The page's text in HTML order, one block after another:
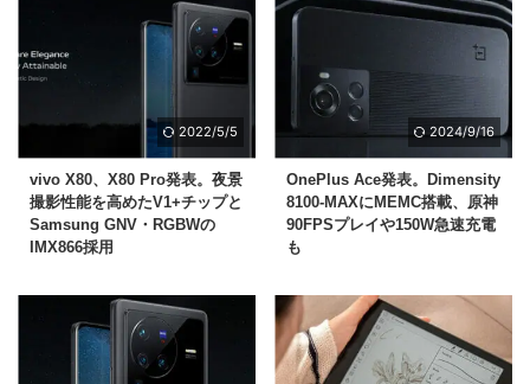
2022/5/5
vivo X80、X80 Pro発表。夜景
撮影性能を高めたV1+チップと
Samsung GNV・RGBWの
IMX866採用
2024/9/16
OnePlus Ace発表。Dimensity
8100-MAXにMEMC搭載、原神
90FPSプレイや150W急速充電
も